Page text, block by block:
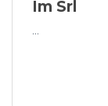
Im Srl
...